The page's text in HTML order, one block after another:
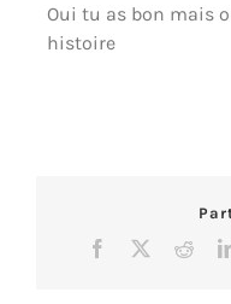
Oui tu as bon mais
histoire
Facebook